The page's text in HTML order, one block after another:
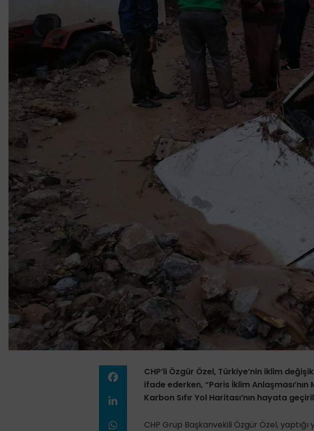
CHP’li Özgür Özel, Türkiye’nin iklim
ifade ederken, “Paris İklim
Karbon Sıfır Yol Haritası’nın hayata
CHP Grup Başkanvekili Özgür Özel, yaptığı